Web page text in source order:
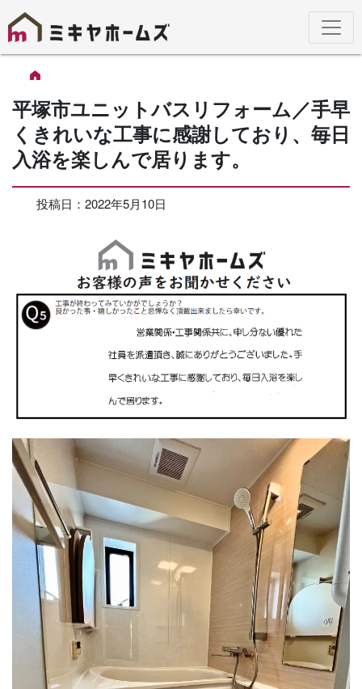
平塚市ユニットバスリフォーム／手早
くきれいな工事に感謝しており、毎日
入浴を楽しんで居ります。
投稿日： 2022年5月10日